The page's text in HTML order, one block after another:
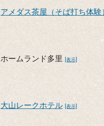
アメダス茶屋（そば打ち体験
ホームランド多里 [表示]
大山レークホテル [表示]